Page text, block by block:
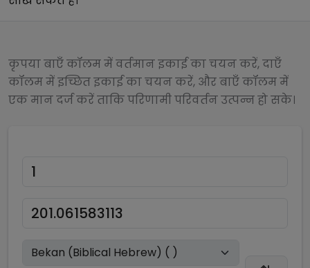
कृपया बाएँ कॉलम में वर्तमान इकाई का चयन करें, दाएँ
कॉलम में इच्छित इकाई का चयन करें, और बाएँ कॉलम में
एक मान दर्ज करें ताकि परिणामी परिवर्तन उत्पन्न हो सके।